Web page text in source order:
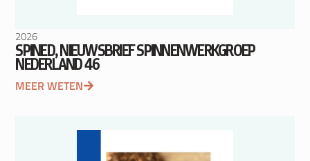
2026
SPINED, NIEUWSBRIEF SPINNENWERKGROEP
NEDERLAND 46
MEER WETEN